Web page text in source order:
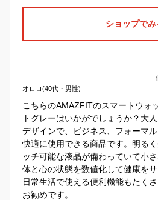
ショップでみ
オロロ(40代・男性)
こちらのAMAZFITのスマートウォ
トグレーはいかがでしょうか？大
デザインで、ビジネス、フォーマ
快適に使用できる商品です。明る
ッチ可能な液晶が備わっていて小
体と心の状態を数値化して健康をサ
日常生活で使える便利機能もたく
お勧めです。